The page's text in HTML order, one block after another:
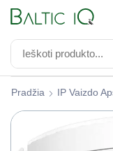
Pradžia IP Vaizdo